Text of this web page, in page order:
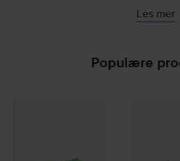
ingredienser. Produktene er
utmerkelser.
Les mer
Populære